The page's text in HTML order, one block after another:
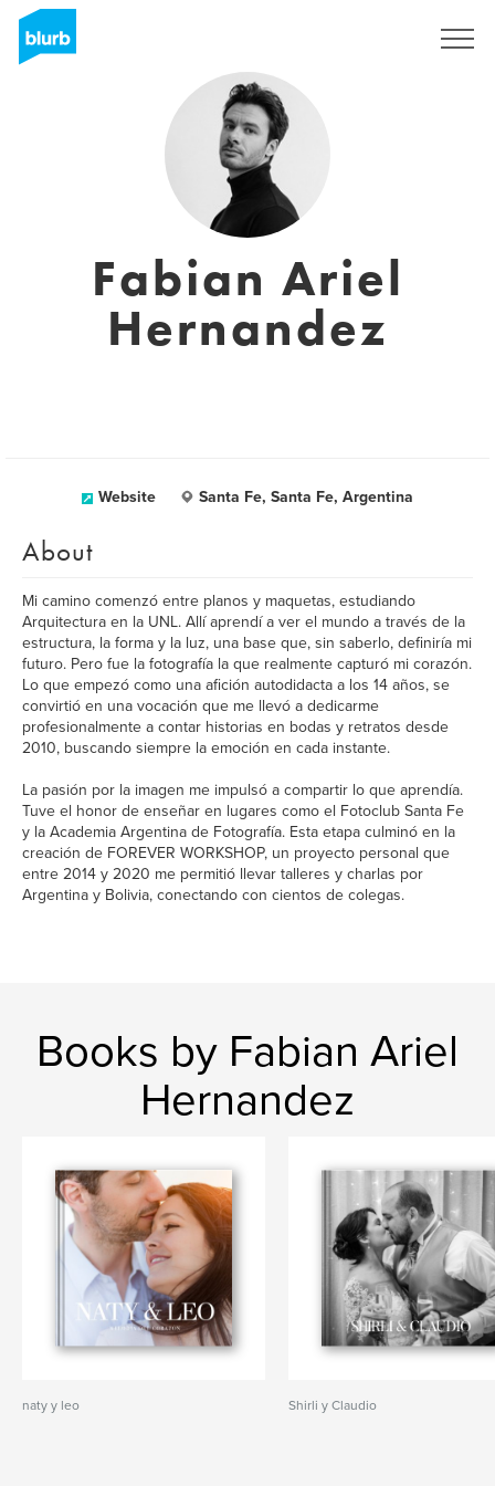
Fabian Ariel
Hernandez
Website Santa Fe, Santa Fe, Argentina
About
Mi camino comenzó entre planos y maquetas, estudiando
Arquitectura en la UNL. Allí aprendí a ver el mundo a través de la
estructura, la forma y la luz, una base que, sin saberlo, definiría mi
futuro. Pero fue la fotografía la que realmente capturó mi corazón.
Lo que empezó como una afición autodidacta a los 14 años, se
convirtió en una vocación que me llevó a dedicarme
profesionalmente a contar historias en bodas y retratos desde
2010, buscando siempre la emoción en cada instante.
La pasión por la imagen me impulsó a compartir lo que aprendía.
Tuve el honor de enseñar en lugares como el Fotoclub Santa Fe
y la Academia Argentina de Fotografía. Esta etapa culminó en la
creación de FOREVER WORKSHOP, un proyecto personal que
entre 2014 y 2020 me permitió llevar talleres y charlas por
Argentina y Bolivia, conectando con cientos de colegas.
Books by Fabian Ariel
Hernandez
naty y leo Shirli y Claudio